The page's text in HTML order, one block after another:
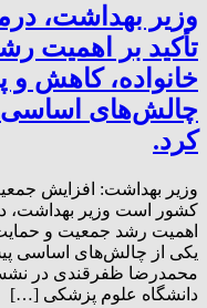
وزیر بهداشت،
تأکید بر اهمیت
خانواده، کاهش و
چالش‌های اساسی
کرد.
وزیر بهداشت: افزایش
کشور است وزیر بهداشت،
اهمیت رشد جمعیت و
یکی از چالش‌های اساسی
محمدرضا ظفرقندی در
دانشگاه علوم پزشکی […]